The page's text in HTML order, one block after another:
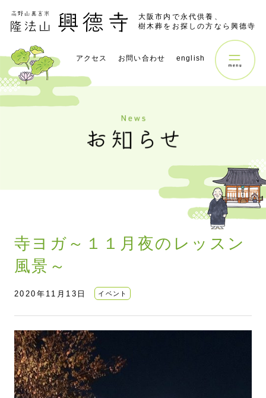
大阪市内で永代供養、
樹木葬をお探しの方なら興德寺
アクセス お問い合わせ english
寺ヨガ～１１月夜のレッスン
風景～
2020年11月13日 イベント